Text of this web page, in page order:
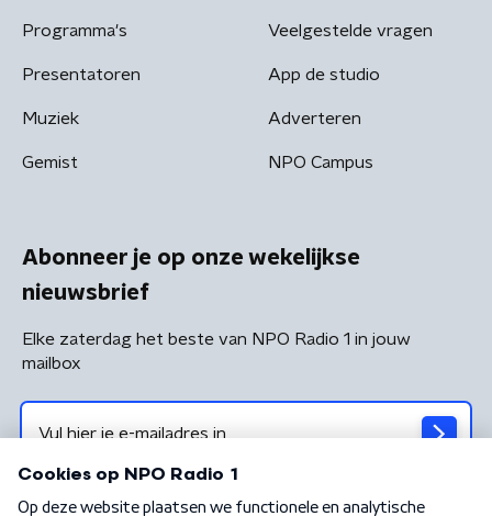
Programma's
Presentatoren
Muziek
Gemist
Veelgestelde vragen
App de studio
Adverteren
NPO Campus
Abonneer je op onze wekelijkse
nieuwsbrief
Elke zaterdag het beste van NPO Radio 1 in jouw
mailbox